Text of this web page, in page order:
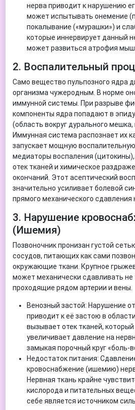
нерва приводит к нарушению
может испытывать онемение
покалывание («мурашки») и
которые иннервирует данный
может развиться атрофия
2. Воспалительный
Само вещество пульпозного ядра
организма чужеродным. В норме
иммунной системы. При разрыве
компоненты ядра попадают в
(область вокруг дурального мешка,
Иммунная система распознает их
запускает мощную
медиаторы воспаления
отек тканей и химическое
окончаний. Этот асептический
значительно усиливает болевой
прямого механического сдавления
3. Нарушение
(Ишемия)
Позвоночник пронизан густой
сосудов, питающих как сами
окружающие ткани. Крупное
может механически сдавливать не
проходящие рядом артерии и вены.
Венозный застой: Нарушение
приводит к её застою в
вызывает отек тканей,
увеличивает давление на
замыкая порочный круг «боль-
Недостаток питания:
кровоснабжение (ишемию)
Нервная ткань крайне
кислорода и питательных
себе является источником